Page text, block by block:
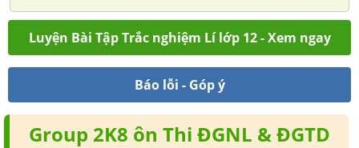
Luyện Bài Tập Trắc nghiệm Lí lớp 12 - Xem ngay
Báo lỗi - Góp ý
Group 2K8 ôn Thi ĐGNL & ĐGTD